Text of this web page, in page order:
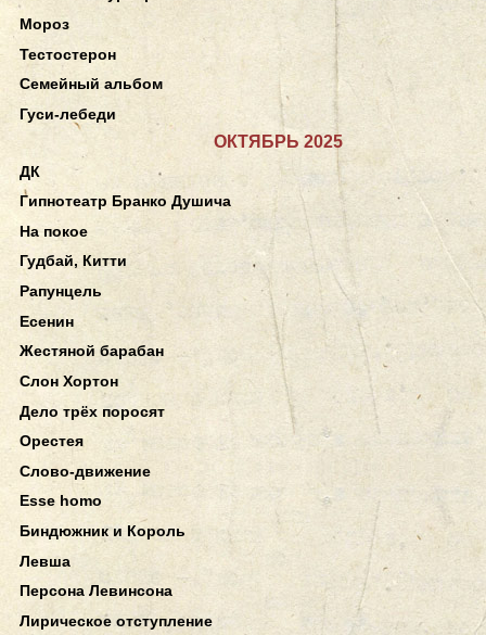
Мороз
Тестостерон
Семейный альбом
Гуси-лебеди
ОКТЯБРЬ 2025
ДК
Гипнотеатр Бранко Душича
На покое
Гудбай, Китти
Рапунцель
Есенин
Жестяной барабан
Слон Хортон
Дело трёх поросят
Орестея
Слово-движение
Esse homo
Биндюжник и Король
Левша
Персона Левинсона
Лирическое отступление